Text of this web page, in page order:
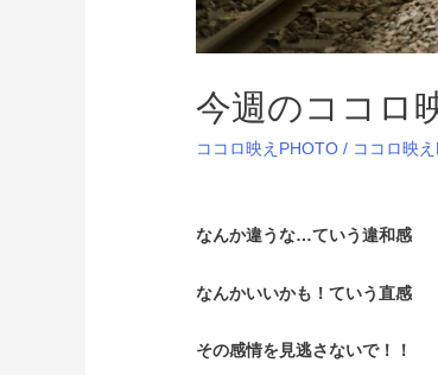
今週のココロ
ココロ映えPHOTO / ココロ映
なんか違うな…ていう違和感
なんかいいかも！ていう直感
その感情を見逃さないで！！